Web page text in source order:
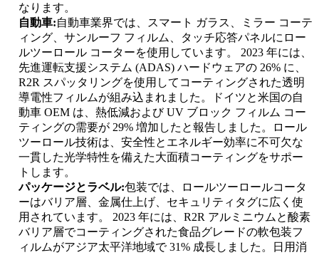
なります。
自動車:自動車業界では、スマート ガラス、ミラー コーテ
ィング、サンルーフ フィルム、タッチ応答パネルにロー
ルツーロール コーターを使用しています。 2023 年には、
先進運転支援システム (ADAS) ハードウェアの 26% に、
R2R スパッタリングを使用してコーティングされた透明
導電性フィルムが組み込まれました。ドイツと米国の自
動車 OEM は、熱低減および UV ブロック フィルム コー
ティングの需要が 29% 増加したと報告しました。ロール
ツーロール技術は、安全性とエネルギー効率に不可欠な
一貫した光学特性を備えた大面積コーティングをサポー
トします。
パッケージとラベル:包装では、ロールツーロールコータ
ーはバリア層、金属仕上げ、セキュリティタグに広く使
用されています。 2023 年には、R2R アルミニウムと酸素
バリア層でコーティングされた食品グレードの軟包装フ
ィルムがアジア太平洋地域で 31% 成長しました。日用消